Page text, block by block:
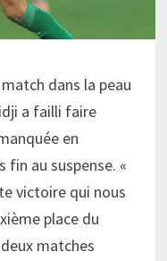
dans la peau
a failli faire
en
au suspense. «
victoire qui nous
place du
matches